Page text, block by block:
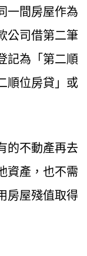
一間房屋作為
公司借第二筆
記為「第二順
順位房貸」或
的不動產再去
資產，也不需
房屋殘值取得